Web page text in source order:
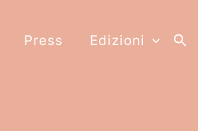
Press Edizioni